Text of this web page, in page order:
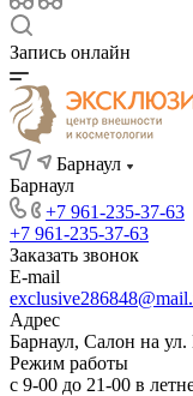
Запись онлайн
Барнаул
Барнаул
+7 961-235-37-63
+7 961-235-37-63
Заказать звонок
E-mail
Адрес
Барнаул, Салон на
Режим работы
с 9-00 до 21-00 в